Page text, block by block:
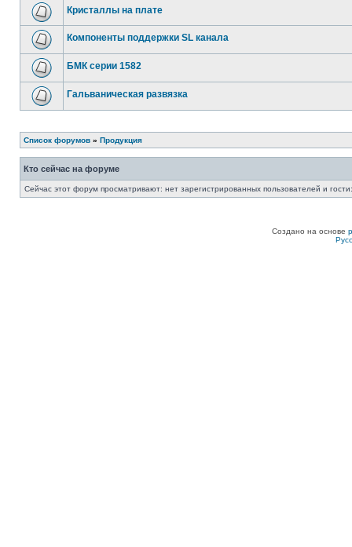
Кристаллы на плате
Компоненты поддержки SL канала
БМК серии 1582
Гальваническая развязка
Список форумов » Продукция
Кто сейчас на форуме
Сейчас этот форум просматривают: нет зарегистрированных пользователей и
Создано на основе